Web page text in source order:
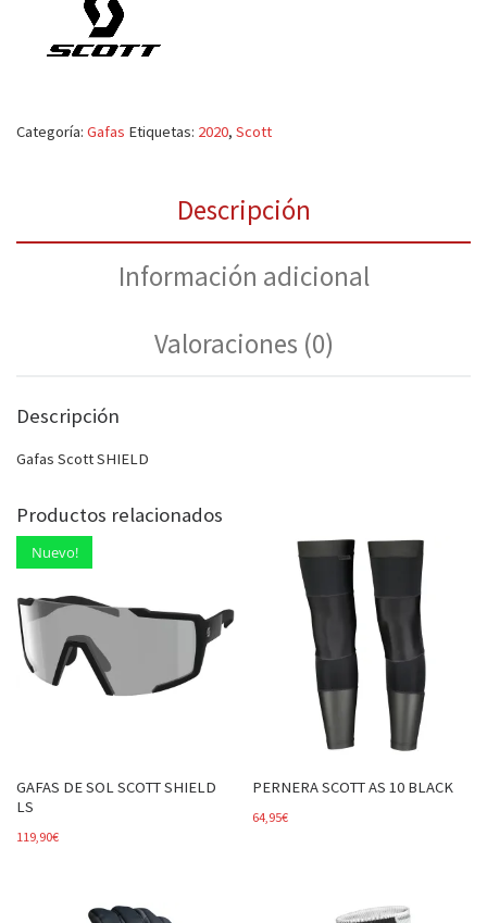
Categoría: Gafas Etiquetas: 2020, Scott
Descripción
Información adicional
Valoraciones (0)
Descripción
Gafas Scott SHIELD
Productos relacionados
Nuevo!
GAFAS DE SOL SCOTT SHIELD
LS
119,90€
PERNERA SCOTT AS 10 BLACK
64,95€